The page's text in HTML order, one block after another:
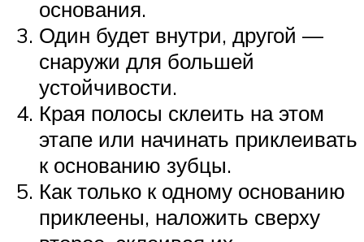
основания.
Один будет внутри, другой —
снаружи для большей
устойчивости.
Края полосы склеить на этом
этапе или начинать приклеивать
к основанию зубцы.
Как только к одному основанию
приклеены, наложить сверху